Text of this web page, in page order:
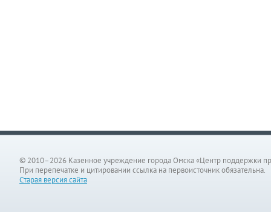
© 2010–2026 Казенное учреждение города Омска «Центр поддержки
При перепечатке и цитировании ссылка на первоисточник обязательна.
Старая версия сайта